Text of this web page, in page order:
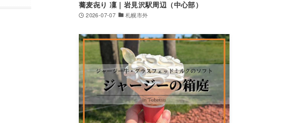
蕎麦㐂り 凜｜岩見沢駅周辺（中心部）
2026-07-07 札幌市外